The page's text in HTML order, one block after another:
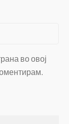
во овој